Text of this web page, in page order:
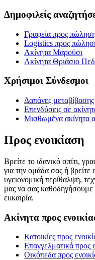
Δημοφιλείς
Γραφεία προς
Logistics προς
Ακίνητα Μαρούσι
Ακίνητα Θριάσιο
Χρήσιμοι Σύνδεσμοι
Δαπάνες
Επενδύσεις σε
Μισθωμένα ακίνητα
Προς ενοικίαση
Βρείτε το ιδανικό σπίτι,
για την ομάδα σας ή βρείτε
υγειονομική περίθαλψη,
μας να σας καθοδηγήσουμε
ευκαιρία.
Ακίνητα προς
Κατοικίες προς
Επαγγελματικά προς
Οικόπεδα προς